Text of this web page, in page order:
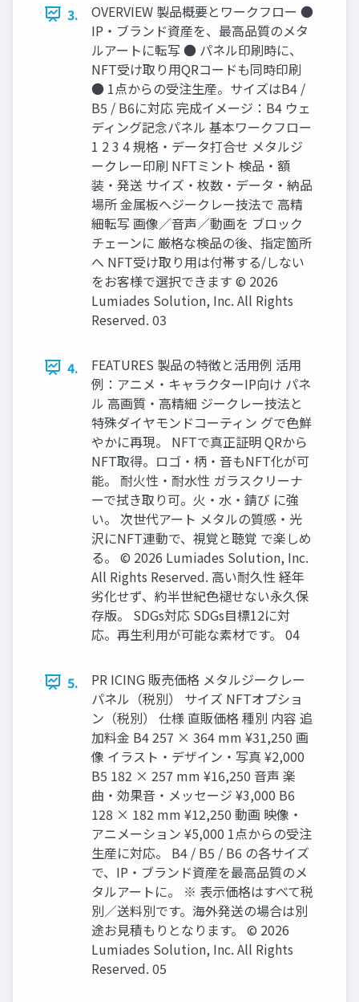
3.
OVERVIEW 製品概要とワークフロー ●
IP・ブランド資産を、最高品質のメタ
ルアートに転写 ● パネル印刷時に、
NFT受け取り用QRコードも同時印刷
● 1点からの受注生産。サイズはB4 /
B5 / B6に対応 完成イメージ：B4 ウェ
ディング記念パネル 基本ワークフロー
1 2 3 4 規格・データ打合せ メタルジ
ークレー印刷 NFTミント 検品・額
装・発送 サイズ・枚数・データ・納品
場所 金属板へジークレー技法で 高精
細転写 画像／音声／動画を ブロック
チェーンに 厳格な検品の後、指定箇所
へ NFT受け取り用は付帯する/しない
をお客様で選択できます © 2026
Lumiades Solution, Inc. All Rights
Reserved. 03
4.
FEATURES 製品の特徴と活用例 活用
例：アニメ・キャラクターIP向け パネ
ル 高画質・高精細 ジークレー技法と
特殊ダイヤモンドコーティン グで色鮮
やかに再現。 NFTで真正証明 QRから
NFT取得。ロゴ・柄・音もNFT化が可
能。 耐火性・耐水性 ガラスクリーナ
ーで拭き取り可。火・水・錆び に強
い。 次世代アート メタルの質感・光
沢にNFT連動で、視覚と聴覚 で楽しめ
る。 © 2026 Lumiades Solution, Inc.
All Rights Reserved. 高い耐久性 経年
劣化せず、約半世紀色褪せない永久保
存版。 SDGs対応 SDGs目標12に対
応。再生利用が可能な素材です。 04
5.
PR ICING 販売価格 メタルジークレー
パネル（税別） サイズ NFTオプショ
ン（税別） 仕様 直販価格 種別 内容 追
加料金 B4 257 × 364 mm ¥31,250 画
像 イラスト・デザイン・写真 ¥2,000
B5 182 × 257 mm ¥16,250 音声 楽
曲・効果音・メッセージ ¥3,000 B6
128 × 182 mm ¥12,250 動画 映像・
アニメーション ¥5,000 1点からの受注
生産に対応。 B4 / B5 / B6 の各サイズ
で、IP・ブランド資産を最高品質のメ
タルアートに。 ※ 表示価格はすべて税
別／送料別です。海外発送の場合は別
途お見積もりとなります。 © 2026
Lumiades Solution, Inc. All Rights
Reserved. 05